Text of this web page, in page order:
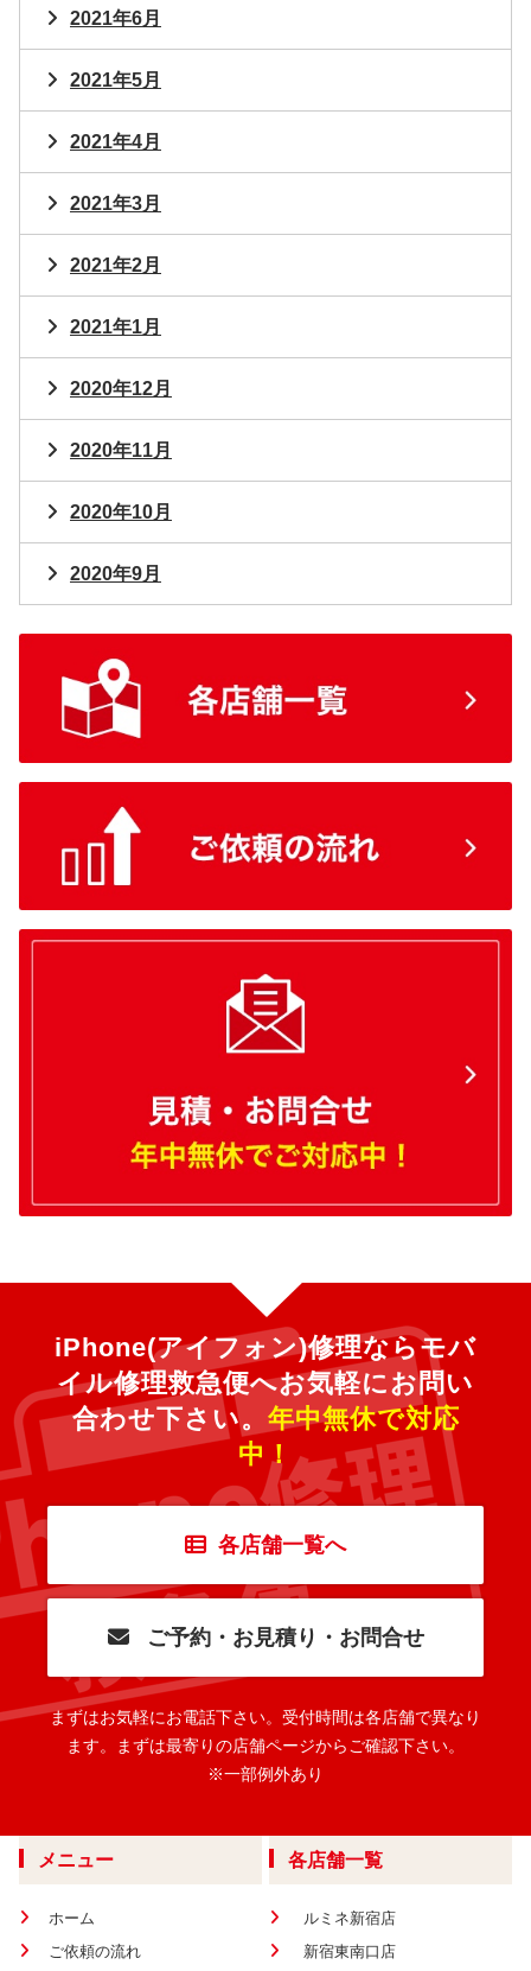
2021年6月
2021年5月
2021年4月
2021年3月
2021年2月
2021年1月
2020年12月
2020年11月
2020年10月
2020年9月
iPhone(アイフォン)修理ならモバ
イル修理救急便へお気軽にお問い
合わせ下さい。 年中無休で対応
中！
各店舗一覧へ
ご予約・お見積り・お問合せ
まずはお気軽にお電話下さい。 受付時間は各店舗で異なり
ます。
まずは最寄りの店舗ページからご確認下さい。
※一部例外あり
メニュー
ホーム
ご依頼の流れ
各店舗一覧
ルミネ新宿店
新宿東南口店